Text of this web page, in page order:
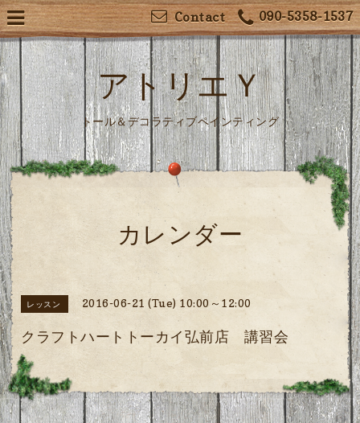
090-5358-1537
Contact
アトリエＹ
トール＆デコラティブペインティング
カレンダー
レッスン 2016-06-21 (Tue) 10:00～12:00
クラフトハートトーカイ弘前店 講習会